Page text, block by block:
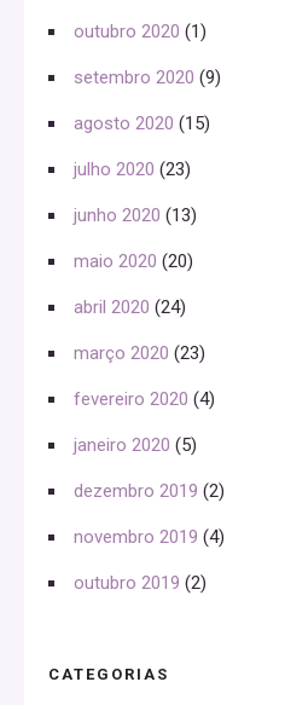
outubro 2020 (1)
setembro 2020 (9)
agosto 2020 (15)
julho 2020 (23)
junho 2020 (13)
maio 2020 (20)
abril 2020 (24)
março 2020 (23)
fevereiro 2020 (4)
janeiro 2020 (5)
dezembro 2019 (2)
novembro 2019 (4)
outubro 2019 (2)
CATEGORIAS